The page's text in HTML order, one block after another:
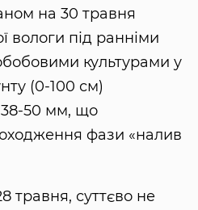
на 30 травня
вологи під ранніми
культурами у
(0-100 см)
50 мм, що
фази «налив
суттєво не